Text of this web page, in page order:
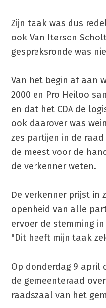
Zijn taak was dus
ook Van Iterson
gespreksronde was
Van het begin af aan
2000 en Pro Heiloo
en dat het CDA de
ook daarover was
zes partijen in de
de meest voor de
de verkenner weten.
De verkenner prijst in
openheid van alle
ervoer de stemming
"Dit heeft mijn taak
Op donderdag 9 april
de gemeenteraad
raadszaal van het